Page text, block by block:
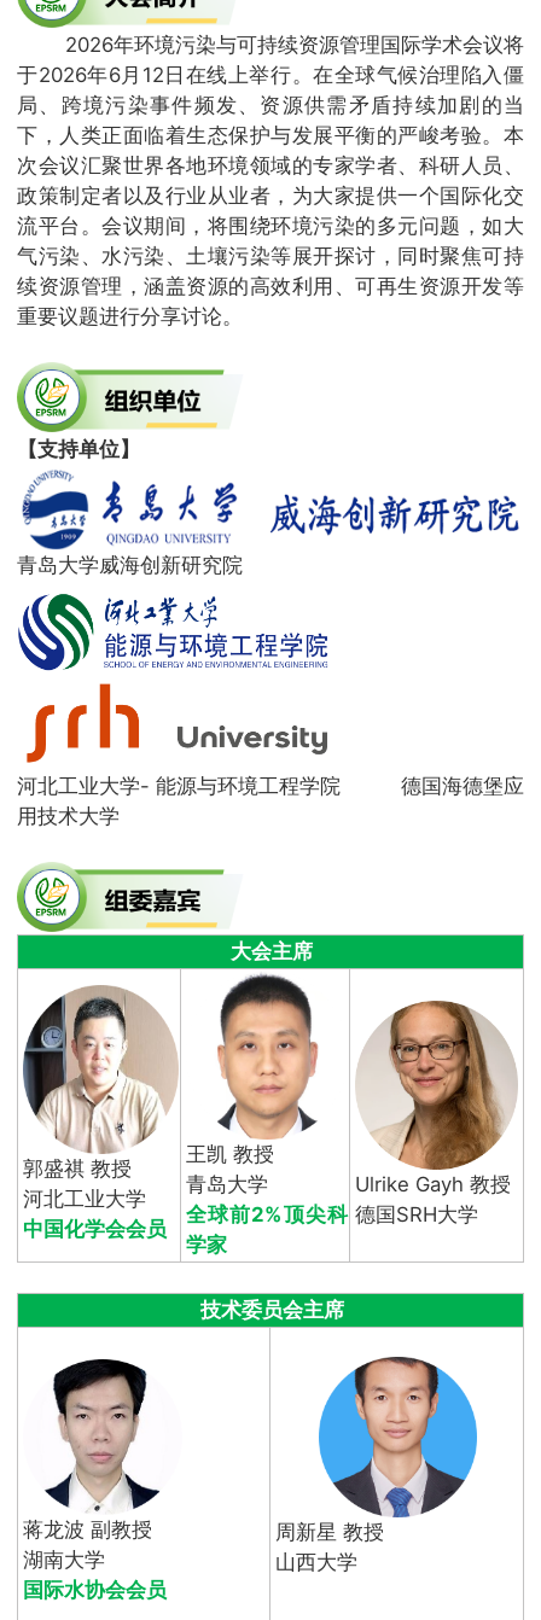
2026年环境污染与可持续资源管理国际学术会议将
于2026年6月12日在线上举行。在全球气候治理陷入僵
局、跨境污染事件频发、资源供需矛盾持续加剧的当
下，人类正面临着生态保护与发展平衡的严峻考验。本
次会议汇聚世界各地环境领域的专家学者、科研人员、
政策制定者以及行业从业者，为大家提供一个国际化交
流平台。会议期间，将围绕环境污染的多元问题，如大
气污染、水污染、土壤污染等展开探讨，同时聚焦可持
续资源管理，涵盖资源的高效利用、可再生资源开发等
重要议题进行分享讨论。
【支持单位】
青岛大学威海创新研究院
河北工业大学- 能源与环境工程学院 德国海德堡应
用技术大学
大会主席
郭盛祺 教授
河北工业大学
中国化学会会员
王凯 教授
青岛大学
全球前2%顶尖科
学家
Ulrike Gayh 教授
德国SRH大学
技术委员会主席
蒋龙波 副教授
湖南大学
国际水协会会员
周新星 教授
山西大学